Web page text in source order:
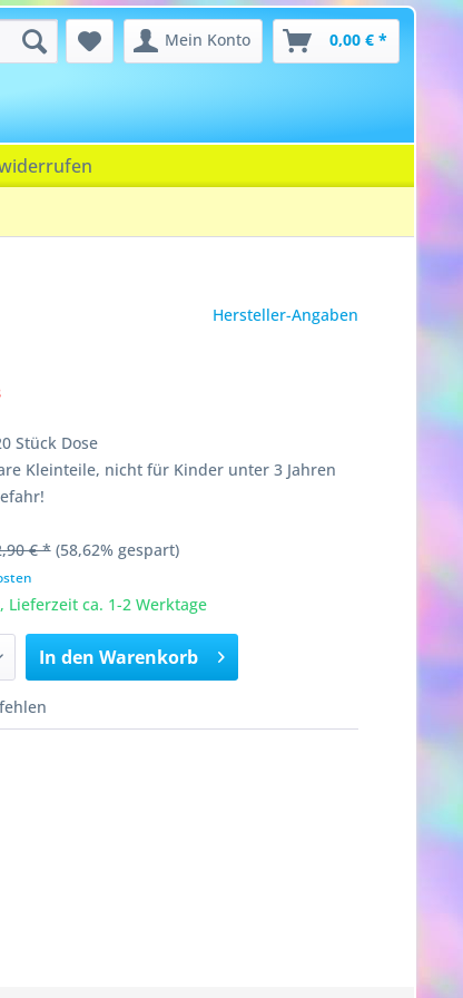
Mein Konto 0,00 € *
Hersteller-Angaben
Stück Dose
Kleinteile, nicht für Kinder unter 3 Jahren
€ * (58,62% gespart)
ca. 1-2 Werktage
In den Warenkorb